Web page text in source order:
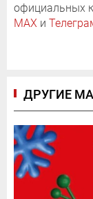
официальных
MAX и
ДРУГИЕ